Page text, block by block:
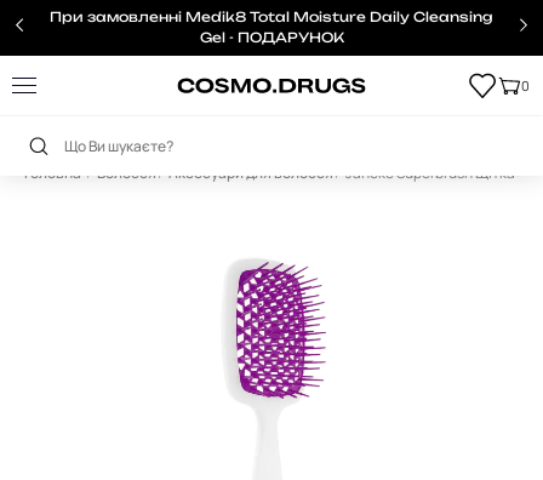
При замовленні Medik8 Total Moisture Daily Cleansing
Gel - ПОДАРУНОК
0
Головна Волосся Аксесуари для волосся Janeke Superbrush Щітка